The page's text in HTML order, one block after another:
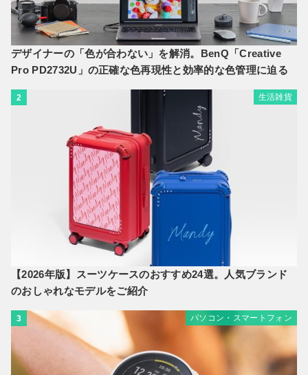
デザイナーの「色が合わない」を解消。BenQ「Creative
Pro PD2732U」の正確な色再現性と効率的な色管理に迫る
2 生活雑貨
【2026年版】スーツケースのおすすめ24選。人気ブランド
のおしゃれなモデルをご紹介
3 パソコン・スマートフォン